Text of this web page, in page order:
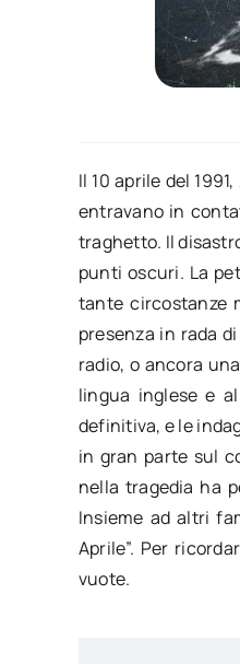
Il 10 aprile del
entravano in
traghetto. Il
punti oscuri. La
tante circostanze
presenza in rada
radio, o ancora
lingua inglese e
definitiva, e le
in gran parte sul
nella tragedia ha
Insieme ad altri
Aprile”. Per
vuote.